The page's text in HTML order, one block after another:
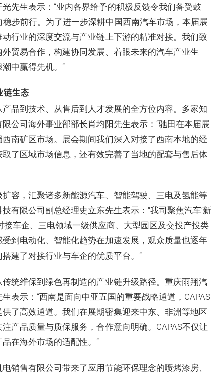
先生表示：“业内各界给予的积极反馈令我们备受鼓
步前行。为了进一步深耕中国西南汽车市场，本届展
行业的深度交流与产业链上下游的精准对接。我们致
贸易合作，构建协同发展、着眼未来的汽车产业生
中赢得先机。”
链生态
品到技术、从售后到人才发展的全方位内容。多家知
公司海外事业部部长肖均阳先生表示：“驰田在本届展
南矿区市场。展会期间我们深入对接了西南本地的经
了区域市场信息，还有效完善了当地的配套与售后体
扩容，汇聚诸多新能源汽车、智能驾驶、三电及氢能等
有限公司副总经理史立东先生表示：“我司聚焦汽车‘新
接车企、三电领域一级供应商、大型园区及交投产投类
到电动化、智能化趋势在加速发展，观众质量也逐年
建了对接行业与车企的优质平台。”
传统维保到绿色再制造的产业链升级路径。重庆雨翔汽
表示：“西南是面向中亚五国的重要战略通道，CAPAS
了高效通道。我们在展期密集迎来中东、非洲等地区
产品质量与质保服务，合作意向明确。CAPAS不仅让
在海外市场的适配性。”
销售有限公司带来了应用节能环保理念的喷烤漆房、